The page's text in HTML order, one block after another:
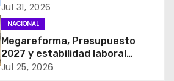
Jul 31, 2026
NACIONAL
Megareforma, Presupuesto
2027 y estabilidad laboral
marcan reunión clave entre
Jul 25, 2026